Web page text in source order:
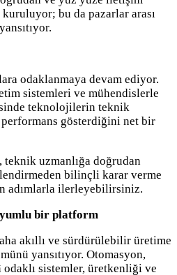
bu da pazarlar arası
odaklanmaya devam ediyor.
sistemleri ve mühendislerle
teknolojilerin teknik
gösterdiğini net bir
teknik uzmanlığa doğrudan
bilinçli karar verme
adımlarla ilerleyebilirsiniz.
bir platform
akıllı ve sürdürülebilir üretime
yansıtıyor. Otomasyon,
sistemler, üretkenliği ve